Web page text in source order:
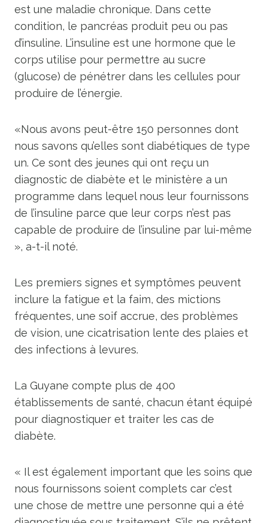
est une maladie chronique. Dans cette
condition, le pancréas produit peu ou pas
d’insuline. L’insuline est une hormone que le
corps utilise pour permettre au sucre
(glucose) de pénétrer dans les cellules pour
produire de l’énergie.
«Nous avons peut-être 150 personnes dont
nous savons qu’elles sont diabétiques de type
un. Ce sont des jeunes qui ont reçu un
diagnostic de diabète et le ministère a un
programme dans lequel nous leur fournissons
de l’insuline parce que leur corps n’est pas
capable de produire de l’insuline par lui-même
», a-t-il noté.
Les premiers signes et symptômes peuvent
inclure la fatigue et la faim, des mictions
fréquentes, une soif accrue, des problèmes
de vision, une cicatrisation lente des plaies et
des infections à levures.
La Guyane compte plus de 400
établissements de santé, chacun étant équipé
pour diagnostiquer et traiter les cas de
diabète.
« Il est également important que les soins que
nous fournissons soient complets car c’est
une chose de mettre une personne qui a été